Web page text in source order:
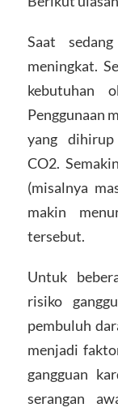
Saat
meningkat.
kebutuhan
Penggunaan
yang dihirup
CO2.
(misalnya
makin
tersebut.
Untuk
risiko
pembuluh
menjadi
gangguan
serangan